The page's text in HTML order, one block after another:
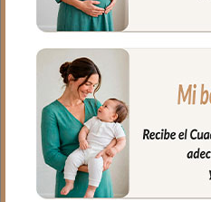
con cremallera.
Ideal para llevar de la mano
cortas o llevar al hombro con
Medidas Maleta:
56 cms Ancho
40 cms Alto
16 cms de lomo